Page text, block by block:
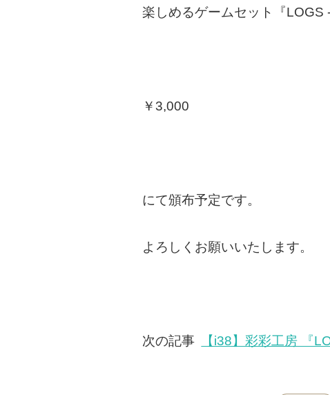
楽しめるゲームセット『
￥3,000
にて頒布予定です。
よろしくお願いいたします。
次の記事 【i38】彩彩工房 『